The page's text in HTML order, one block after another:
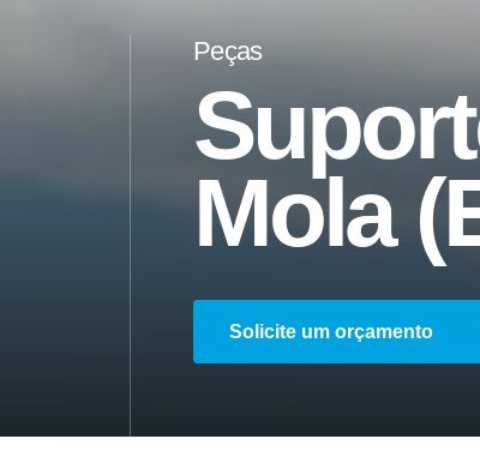
Sider
Florestal
Peças
Mola
Solicite um orçamento